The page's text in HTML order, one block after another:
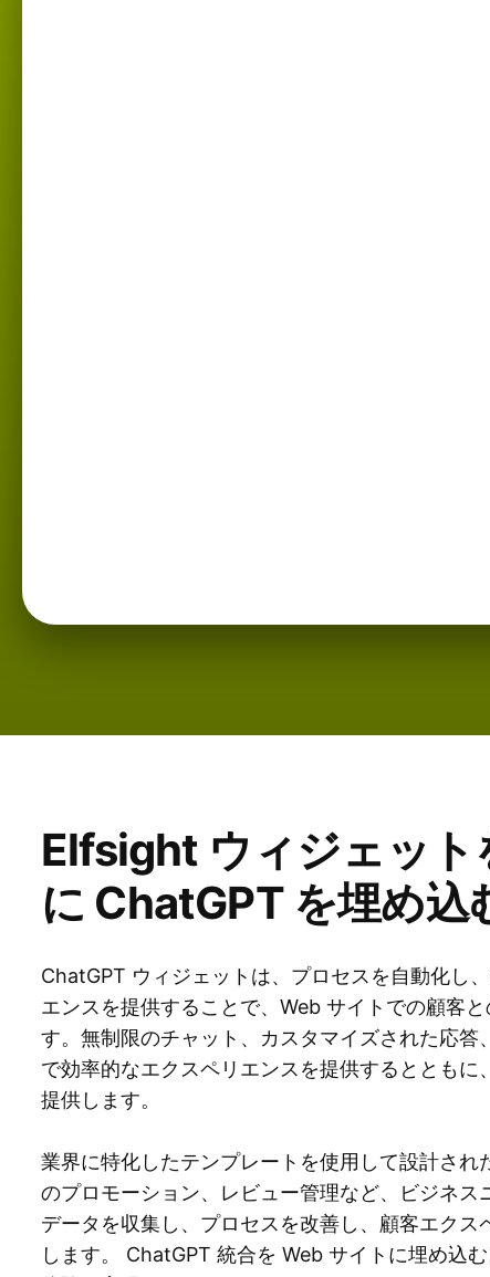
Elfsight ウィジェッ
に ChatGPT を埋め込
ChatGPT ウィジェットは、プロセスを自動化し
エンスを提供することで、Web サイトでの顧客
す。無制限のチャット、カスタマイズされた応
で効率的なエクスペリエンスを提供するととも
提供します。
業界に特化したテンプレートを使用して設計さ
のプロモーション、レビュー管理など、ビジネ
データを収集し、プロセスを改善し、顧客エク
します。 ChatGPT 統合を Web サイトに埋め込